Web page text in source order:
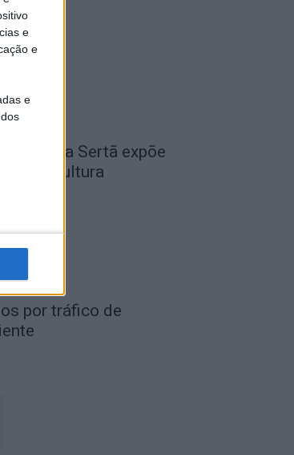
e
e
e
do...
da Sertã expõe
da Cultura
por tráfico de